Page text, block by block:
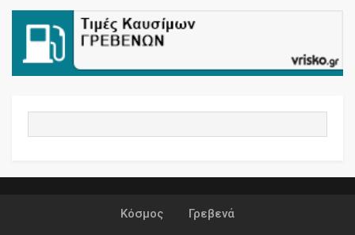
Κόσμος Γρεβενά